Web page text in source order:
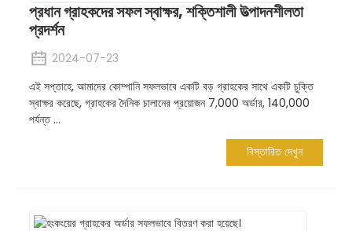
প্রধান গ্রাহকদের সফল স্বাক্ষর, শক্তিশালী উত্পাদনশীলতা
প্রদর্শন
2024-07-23
এই সপ্তাহে, আমাদের কোম্পানি সফলভাবে একটি বড় গ্রাহকের সাথে একটি চুক্তি
স্বাক্ষর করেছে, গ্রাহকের দৈনিক চালানের প্রয়োজন 7,000 অর্ডার, 140,000
পর্যন্ত ...
বিস্তারিত দেখুন